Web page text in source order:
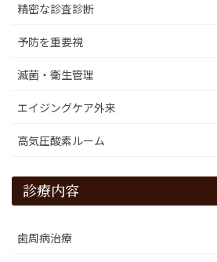
精密な診査診断
予防を重要視
滅菌・衛生管理
エイジングケア外来
高気圧酸素ルーム
診療内容
歯周病治療